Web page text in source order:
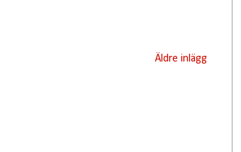
Äldre inlägg